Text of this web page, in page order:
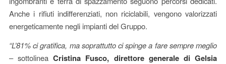
Anche i rifiuti indifferenziati, non riciclabili, vengono valorizzati
energeticamente negli impianti del Gruppo.
“L’81% ci gratifica, ma soprattutto ci spinge a fare sempre meglio
– sottolineaCristina Fusco, direttore generale di Gelsia